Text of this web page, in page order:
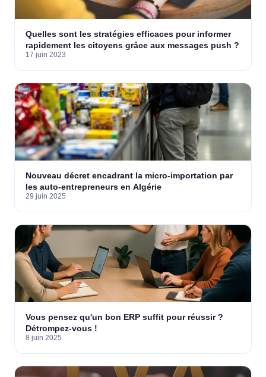
Quelles sont les stratégies efficaces pour informer
rapidement les citoyens grâce aux messages push ?
17 juin 2023
Nouveau décret encadrant la micro-importation par
les auto-entrepreneurs en Algérie
29 juin 2025
Vous pensez qu'un bon ERP suffit pour réussir ?
Détrompez-vous !
8 juin 2025